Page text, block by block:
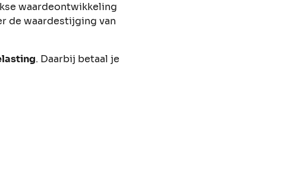
waardeontwikkeling
de waardestijging van
. Daarbij betaal je